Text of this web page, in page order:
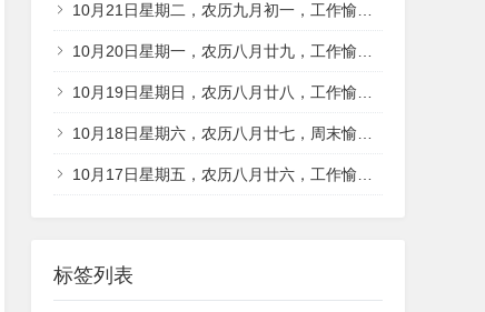
10月21日星期二，农历九月初一，工作愉快，平安喜乐
10月20日星期一，农历八月廿九，工作愉快，平安喜乐
10月19日星期日，农历八月廿八，工作愉快，平安喜乐
10月18日星期六，农历八月廿七，周末愉快，平安喜乐
10月17日星期五，农历八月廿六，工作愉快，平安喜乐
标签列表